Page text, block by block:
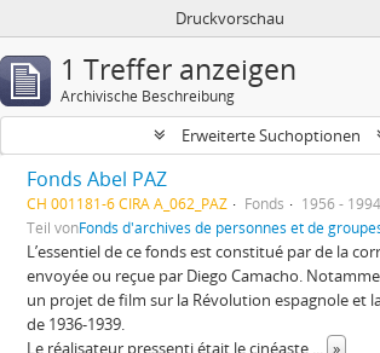
Druckvorschau
1 Treffer anzeigen
Archivische Beschreibung
Erweiterte Suchoptionen
Fonds Abel PAZ
CH 001181-6 CIRA A_062_PAZ Fonds
1956 - 1994
Teil vonFonds d'archives de personnes et de
L’essentiel de ce fonds est constitué par de la
envoyée ou reçue par Diego Camacho.
un projet de film sur la Révolution espagnole et
de 1936-1939.
Le réalisateur pressenti était le cinéaste ... »